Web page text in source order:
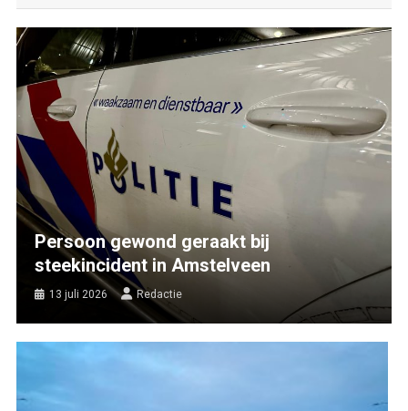
Persoon gewond geraakt bij
steekincident in Amstelveen
13 juli 2026 Redactie